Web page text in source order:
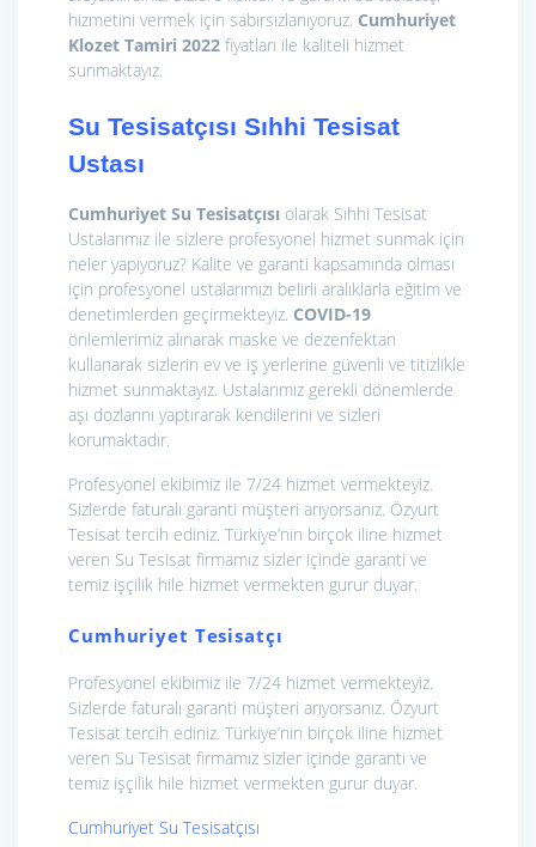
hizmetini vermek için sabırsızlanıyoruz. Cumhuriyet
Klozet Tamiri 2022 fiyatları ile kaliteli hizmet
sunmaktayız.
Su Tesisatçısı Sıhhi Tesisat
Ustası
Cumhuriyet Su Tesisatçısı olarak Sıhhi Tesisat
Ustalarımız ile sizlere profesyonel hizmet sunmak için
neler yapıyoruz? Kalite ve garanti kapsamında olması
için profesyonel ustalarımızı belirli aralıklarla eğitim ve
denetimlerden geçirmekteyiz. COVID-19
önlemlerimiz alınarak maske ve dezenfektan
kullanarak sizlerin ev ve iş yerlerine güvenli ve titizlikle
hizmet sunmaktayız. Ustalarımız gerekli dönemlerde
aşı dozlarını yaptırarak kendilerini ve sizleri
korumaktadır.
Profesyonel ekibimiz ile 7/24 hizmet vermekteyiz.
Sizlerde faturalı garanti müşteri arıyorsanız. Özyurt
Tesisat tercih ediniz. Türkiye’nin birçok iline hizmet
veren Su Tesisat firmamız sizler içinde garanti ve
temiz işçilik hile hizmet vermekten gurur duyar.
Cumhuriyet Tesisatçı
Profesyonel ekibimiz ile 7/24 hizmet vermekteyiz.
Sizlerde faturalı garanti müşteri arıyorsanız. Özyurt
Tesisat tercih ediniz. Türkiye’nin birçok iline hizmet
veren Su Tesisat firmamız sizler içinde garanti ve
temiz işçilik hile hizmet vermekten gurur duyar.
Cumhuriyet Su Tesisatçısı